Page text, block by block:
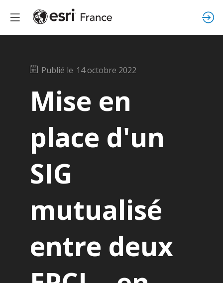
Publié le 14 octobre 2022
Mise en
place d'un
SIG
mutualisé
entre deux